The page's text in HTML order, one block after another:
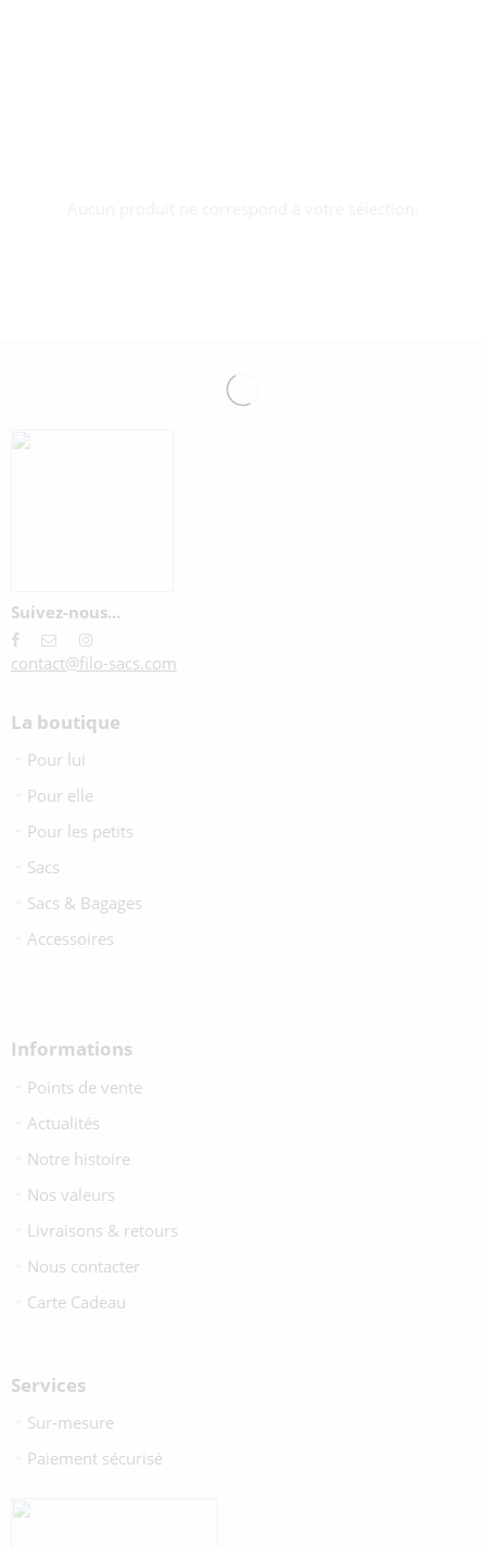
Suivez-nous...
contact@filo-sacs.com
La boutique
Pour lui
Pour elle
Pour les petits
Sacs
Sacs & Bagages
Accessoires
Informations
Points de vente
Actualités
Notre histoire
Nos valeurs
Livraisons & retours
Nous contacter
Carte Cadeau
Services
Sur-mesure
Paiement sécurisé